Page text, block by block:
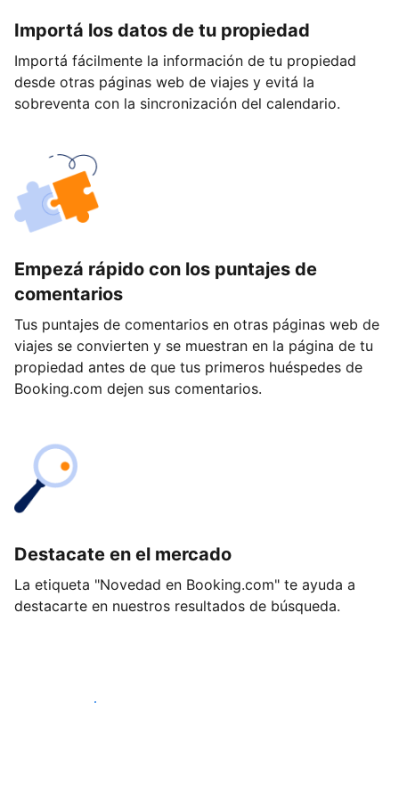
Importá los datos de tu propiedad
Importá fácilmente la información de tu propiedad
desde otras páginas web de viajes y evitá la
sobreventa con la sincronización del calendario.
Empezá rápido con los puntajes de
comentarios
Tus puntajes de comentarios en otras páginas web de
viajes se convierten y se muestran en la página de tu
propiedad antes de que tus primeros huéspedes de
Booking.com dejen sus comentarios.
Destacate en el mercado
La etiqueta "Novedad en Booking.com" te ayuda a
destacarte en nuestros resultados de búsqueda.
Empezá hoy mismo